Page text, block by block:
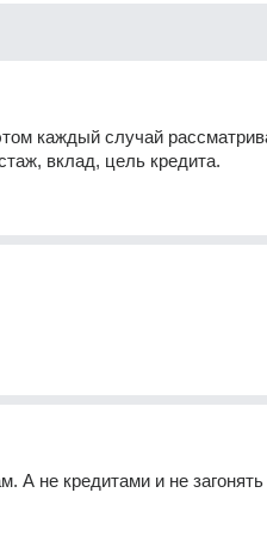
каждый случай
вклад, цель кредита.
А не кредитами и не